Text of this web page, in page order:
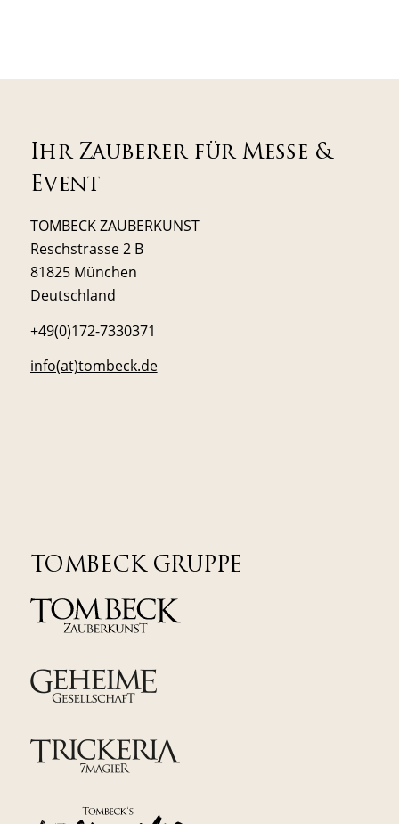
Ihr Zauberer für Messe &
Event
TOMBECK ZAUBERKUNST
Reschstrasse 2 B
81825 München
Deutschland
+49(0)172-7330371
info(at)tombeck.de
TOMBECK GRUPPE